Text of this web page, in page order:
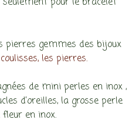
pierres gemmes des bijoux
les pierres.
de mini perles en inox ,
d’oreilles, la grosse perle
fleur en inox.